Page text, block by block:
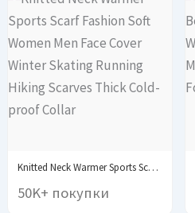
Knitted Neck Warmer Sports Scarf Fashion Soft Women...
50K+ покупки